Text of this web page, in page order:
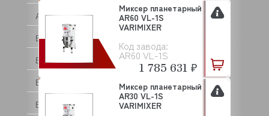
ATOLLSPEED
BAKE OFF
BARTEC
BARTSCHER
BASSANINA
Код завода:
AR60 VL-1S
Миксер планетарный
AR60 VL-1S
VARIMIXER
1 785 631 ₽
Миксер планетарный
AR30 VL-1S
VARIMIXER